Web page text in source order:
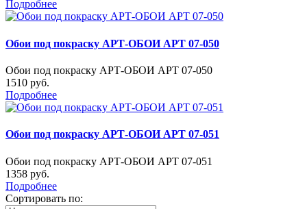
Подробнее
Обои под покраску АРТ-ОБОИ АРТ 07-050
Обои под покраску АРТ-ОБОИ АРТ 07-050
1510 руб.
Подробнее
Обои под покраску АРТ-ОБОИ АРТ 07-051
Обои под покраску АРТ-ОБОИ АРТ 07-051
1358 руб.
Подробнее
Сортировать по: